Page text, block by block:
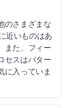
のさまざまな
近いものはあ
また、フィー
セスはバター
に入っていま